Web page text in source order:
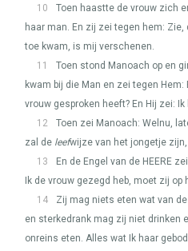
10
Toen haastte de vrouw zich
haar man. En zij zei tegen hem: Zie,
toe kwam, is mij verschenen.
11
Toen stond Manoach op en
kwam bij die Man en zei tegen
vrouw gesproken heeft? En Hij zei: Ik
12
Toen zei Manoach: Welnu,
zal de leefwijze van het jongetje zijn,
13
En de Engel van de HEERE
Ik de vrouw gezegd heb, moet zij op
14
Zij mag niets eten wat van
en sterkedrank mag zij niet drinken
onreins eten. Alles wat Ik haar